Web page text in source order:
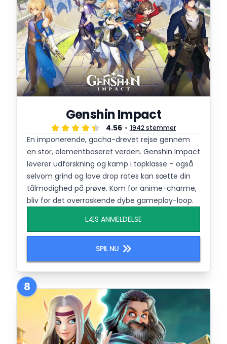
Genshin Impact
4.56 1942 stemmer
En imponerende, gacha-drevet rejse gennem
en stor, elementbaseret verden. Genshin Impact
leverer udforskning og kamp i topklasse – også
selvom grind og lave drop rates kan sætte din
tålmodighed på prøve. Kom for anime-charme,
bliv for det overraskende dybe gameplay-loop.
LÆS ANMELDELSE
SPIL NU
8